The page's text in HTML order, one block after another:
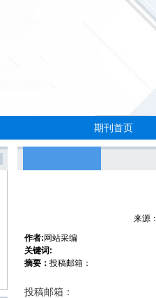
期刊首页
来源：
作者: 网站采编
关键词:
摘要： 投稿邮箱：
投稿邮箱：